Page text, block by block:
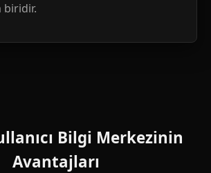
biridir.
Bilgi Merkezinin
Avantajları